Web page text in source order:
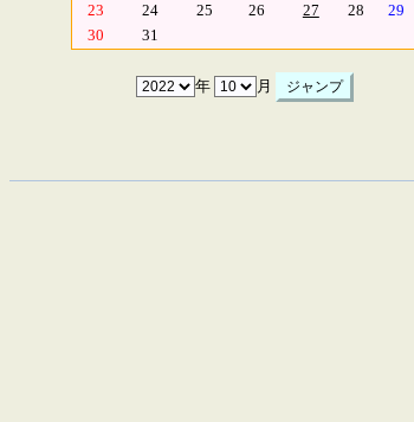
23
24 25 26 27 28
29
30
31
年 月